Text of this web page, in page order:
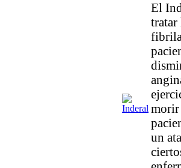
El
tratar
morir
un